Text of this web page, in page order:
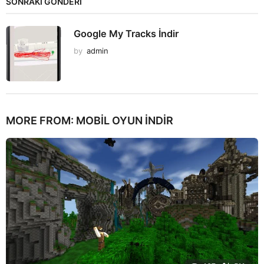
Google My Tracks İndir
by admin
MORE FROM: MOBIL OYUN INDIR